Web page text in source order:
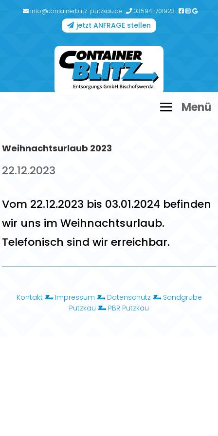
info@containerblitz-putzkau.de 03594-701923
jetzt ANFRAGE stellen
Weihnachtsurlaub 2023
22.12.2023
Vom 22.12.2023 bis 03.01.2024 befinden
wir uns im Weihnachtsurlaub.
Telefonisch sind wir erreichbar.
Kontakt Impressum Datenschutz
Sandgrube
Putzkau
PBR Putzkau